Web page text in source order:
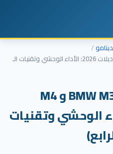
أعطال ومواصفات BMW M3 و M4 موديلات 2026: الأداء الوحشي وتقنيات الـ
أعطال ومواصفات BMW M3 و M4
الأداء الوحشي وتقنيات